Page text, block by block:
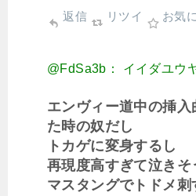
返信 リツイ お気に
@FdSa3b： イイダユウ
エンヴィー道中の挿
た時の奴だし
トカゲに変身するし
再現度高すぎて泣きそ
マスタングでトドメ刺